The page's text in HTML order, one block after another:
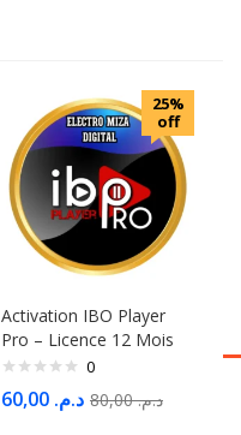
25%
off
Activation IBO Player
Pro – Licence 12 Mois
0
د.م. د.م.80,00